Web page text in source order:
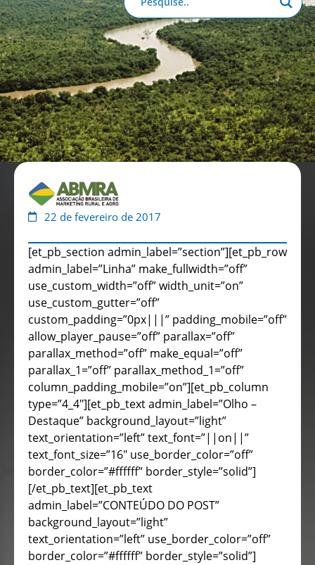
22 de fevereiro de 2017
[et_pb_section admin_label=”section”][et_pb_row
admin_label=”Linha” make_fullwidth=”off”
use_custom_width=”off” width_unit=”on”
use_custom_gutter=”off”
custom_padding=”0px|||” padding_mobile=”off”
allow_player_pause=”off” parallax=”off”
parallax_method=”off” make_equal=”off”
parallax_1=”off” parallax_method_1=”off”
column_padding_mobile=”on”][et_pb_column
type=”4_4″][et_pb_text admin_label=”Olho –
Destaque” background_layout=”light”
text_orientation=”left” text_font=”||on||”
text_font_size=”16″ use_border_color=”off”
border_color=”#ffffff” border_style=”solid”]
[/et_pb_text][et_pb_text
admin_label=”CONTEÚDO DO POST”
background_layout=”light”
text_orientation=”left” use_border_color=”off”
border_color=”#ffffff” border_style=”solid”]